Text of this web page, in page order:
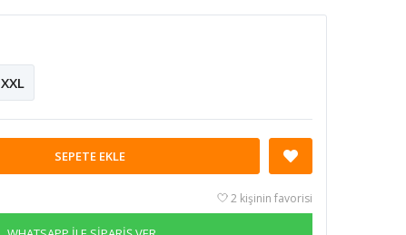
XXL
SEPETE EKLE
2 kişinin favorisi